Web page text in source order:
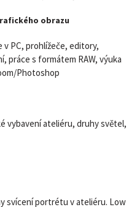
obrazu
PC, prohlížeče, editory,
práce s formátem RAW, výuka
Photoshop
vybavení ateliéru, druhy světel,
svícení portrétu v ateliéru. Low